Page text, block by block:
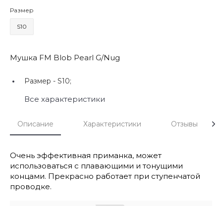
Размер
S10
Мушка FM Blob Pearl G/Nug
Размер - S10;
Все характеристики
Описание Характеристики Отзывы
Очень эффективная приманка, может
использоваться с плавающими и тонущими
концами. Прекрасно работает при ступенчатой
проводке.